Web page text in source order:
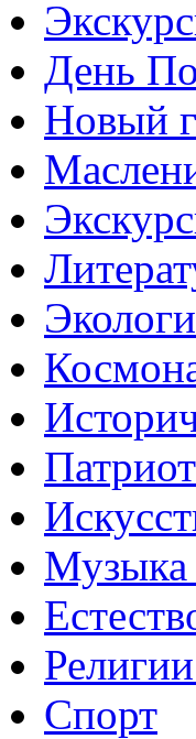
День
Новый
Музыка
Спорт